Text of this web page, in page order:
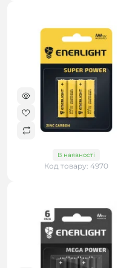
В наявності
Код товару: 4970